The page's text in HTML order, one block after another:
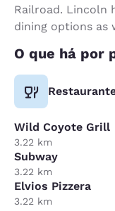
Railroad. Lincoln
dining options as
O que há por
Wild Coyote Grill
3.22 km
Subway
3.22 km
Elvios Pizzera
3.22 km